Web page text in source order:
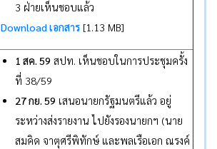
3 ฝ่ายเห็นชอบแล้ว
Download เอกสาร [1.13 MB]
1 สค. 59 สปท. เห็นชอบในการประชุมครั้ง
ที่ 38/59
27 กย. 59 เสนอนายกรัฐมนตรีแล้ว อยู่
ระหว่างส่งรายงาน ไปยังรองนายกฯ (นาย
สมคิด จาตุศรีพิทักษ์ และพลเรือเอก ณรงค์